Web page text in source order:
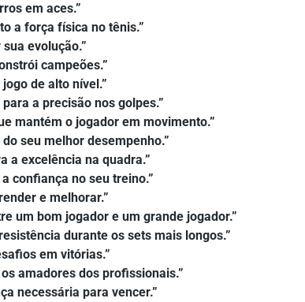
em aces.”
a força física no tênis.”
evolução.”
campeões.”
de alto nível.”
a precisão nos golpes.”
mantém o jogador em movimento.”
seu melhor desempenho.”
a excelência na quadra.”
confiança no seu treino.”
e melhorar.”
um bom jogador e um grande jogador.”
durante os sets mais longos.”
em vitórias.”
amadores dos profissionais.”
necessária para vencer.”